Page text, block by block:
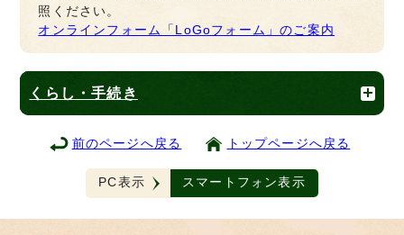
照ください。
オンラインフォーム「LoGoフォーム」のご案内
くらし・手続き
前のページへ戻る トップページへ戻る
PC表示 スマートフォン表示